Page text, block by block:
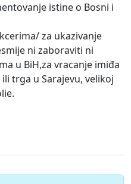
istine o Bosni i
za ukazivanje
ni zaboraviti ni
u BiH,za vracanje imiđa
trga u Sarajevu, velikoj